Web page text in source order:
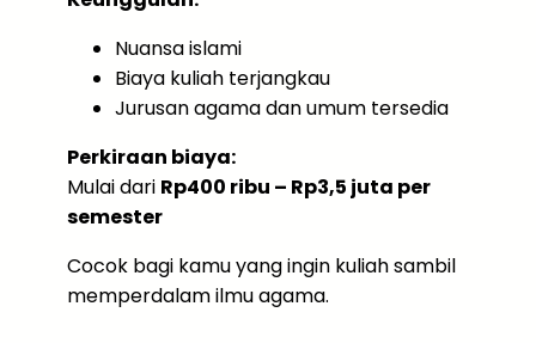
Nuansa islami
Biaya kuliah terjangkau
Jurusan agama dan umum tersedia
Perkiraan biaya:
Mulai dari Rp400 ribu – Rp3,5 juta per
semester
Cocok bagi kamu yang ingin kuliah sambil
memperdalam ilmu agama.